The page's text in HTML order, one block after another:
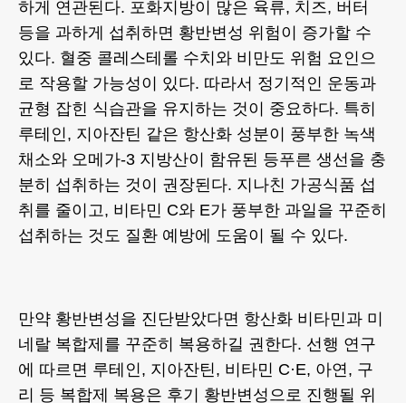
하게 연관된다. 포화지방이 많은 육류, 치즈, 버터
등을 과하게 섭취하면 황반변성 위험이 증가할 수
있다. 혈중 콜레스테롤 수치와 비만도 위험 요인으
로 작용할 가능성이 있다. 따라서 정기적인 운동과
균형 잡힌 식습관을 유지하는 것이 중요하다. 특히
루테인, 지아잔틴 같은 항산화 성분이 풍부한 녹색
채소와 오메가-3 지방산이 함유된 등푸른 생선을 충
분히 섭취하는 것이 권장된다. 지나친 가공식품 섭
취를 줄이고, 비타민 C와 E가 풍부한 과일을 꾸준히
섭취하는 것도 질환 예방에 도움이 될 수 있다.
만약 황반변성을 진단받았다면 항산화 비타민과 미
네랄 복합제를 꾸준히 복용하길 권한다. 선행 연구
에 따르면 루테인, 지아잔틴, 비타민 C·E, 아연, 구
리 등 복합제 복용은 후기 황반변성으로 진행될 위